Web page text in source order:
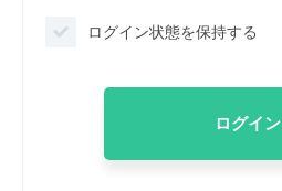
ログイン状態を保持する
ログイン